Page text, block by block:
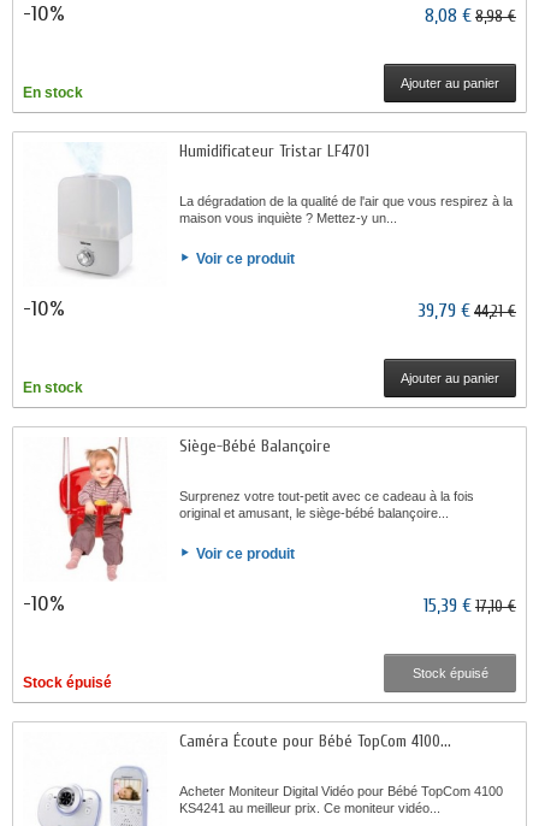
-10% 8,08 €8,98 €
En stock
Ajouter au panier
Humidificateur Tristar LF4701
La dégradation de la qualité de l'air que vous respirez à la
maison vous inquiète ? Mettez-y un...
Voir ce produit
-10% 39,79 €44,21 €
En stock
Ajouter au panier
Siège-Bébé Balançoire
Surprenez votre tout-petit avec ce cadeau à la fois
original et amusant, le siège-bébé balançoire...
Voir ce produit
-10% 15,39 €17,10 €
Stock épuisé
Stock épuisé
Caméra Écoute pour Bébé TopCom 4100...
Acheter Moniteur Digital Vidéo pour Bébé TopCom 4100
KS4241 au meilleur prix. Ce moniteur vidéo...